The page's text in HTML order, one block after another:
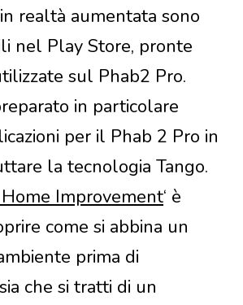
realtà aumentata sono
nel Play Store, pronte
sul Phab2 Pro.
in particolare
per il Phab 2 Pro in
la tecnologia Tango.
Home Improvement‘ è
come si abbina un
prima di
che si tratti di un